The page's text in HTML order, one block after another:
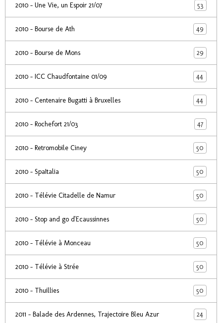
2010 - Une Vie, un Espoir 21/07 53
2010 - Bourse de Ath 49
2010 - Bourse de Mons 29
2010 - ICC Chaudfontaine 01/09 44
2010 - Centenaire Bugatti à Bruxelles 44
2010 - Rochefort 21/03 47
2010 - Retromobile Ciney 50
2010 - SpaItalia 50
2010 - Télévie Citadelle de Namur 50
2010 - Stop and go d'Ecaussinnes 50
2010 - Télévie à Monceau 50
2010 - Télévie à Strée 50
2010 - Thuillies 50
2011 - Balade des Ardennes, Trajectoire Bleu Azur 24